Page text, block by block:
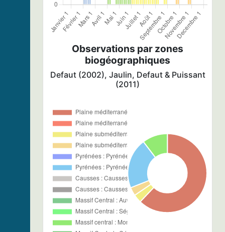
Observations par zones
biogéographiques
Defaut (2002), Jaulin, Defaut & Puissant
(2011)